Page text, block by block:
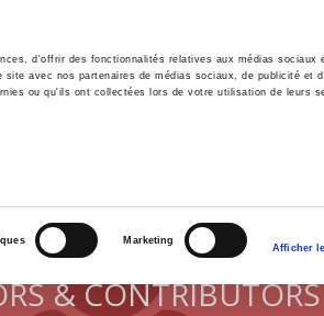
d'offrir des fonctionnalités relatives aux médias sociaux
avec nos partenaires de médias sociaux, de publicité et
ou qu'ils ont collectées lors de votre utilisation de leurs
Marketing
Afficher
History International
& CONTRIBUTORS